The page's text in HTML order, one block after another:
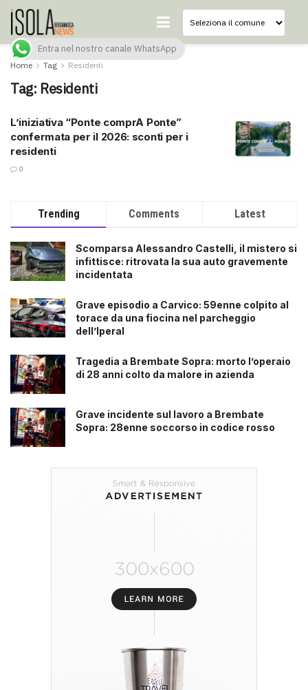
Home Tag Residenti
Tag: Residenti
L’iniziativa “Ponte comprA Ponte”
confermata per il 2026: sconti per i
residenti
0
Trending Comments Latest
Scomparsa Alessandro Castelli, il mistero si
infittisce: ritrovata la sua auto gravemente
incidentata
Grave episodio a Carvico: 59enne colpito al
torace da una fiocina nel parcheggio
dell’Iperal
Tragedia a Brembate Sopra: morto l’operaio
di 28 anni colto da malore in azienda
Grave incidente sul lavoro a Brembate
Sopra: 28enne soccorso in codice rosso
Entra nel nostro canale WhatsApp